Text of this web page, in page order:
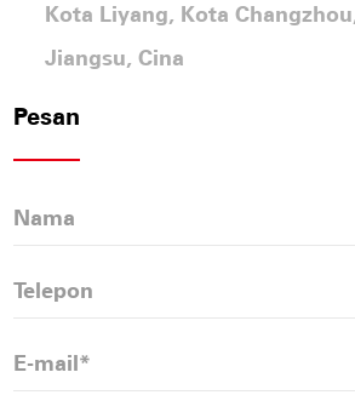
Kota Liyang, Kota
Jiangsu, Cina
Pesan